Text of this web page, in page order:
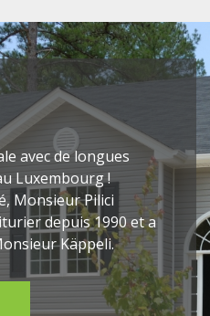
avec de longues
Luxembourg !
Monsieur Pilici
depuis 1990 et a
Käppeli.